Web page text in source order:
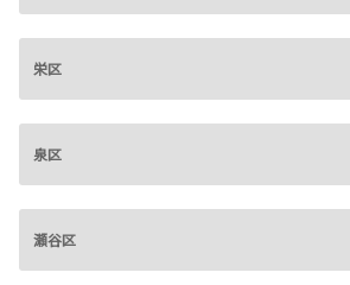
栄区
泉区
瀬谷区